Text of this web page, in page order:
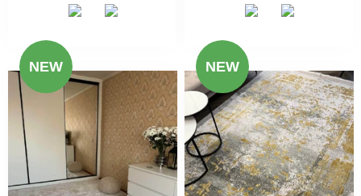
NEW NEW